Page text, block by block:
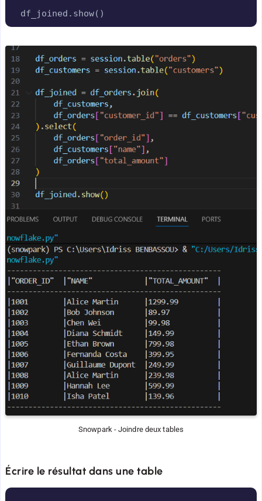
df_joined . show( )
Snowpark - Joindre deux tables
Écrire le résultat dans une table